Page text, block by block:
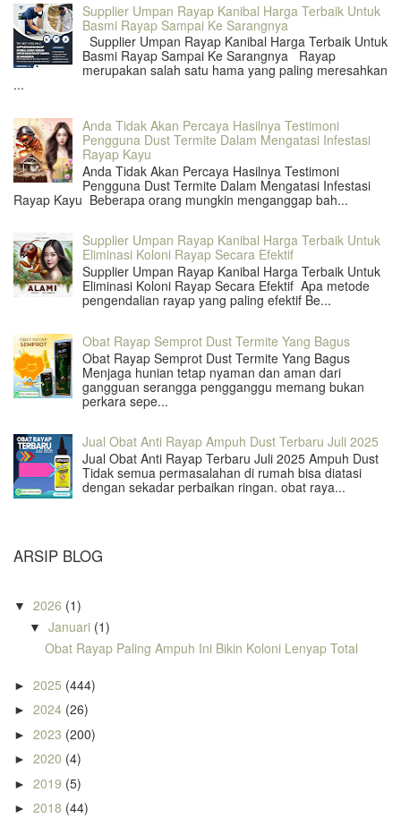
Supplier Umpan Rayap Kanibal Harga Terbaik Untuk
Basmi Rayap Sampai Ke Sarangnya
Supplier Umpan Rayap Kanibal Harga Terbaik Untuk
Basmi Rayap Sampai Ke Sarangnya Rayap
merupakan salah satu hama yang paling meresahkan
...
Anda Tidak Akan Percaya Hasilnya Testimoni
Pengguna Dust Termite Dalam Mengatasi Infestasi
Rayap Kayu
Anda Tidak Akan Percaya Hasilnya Testimoni
Pengguna Dust Termite Dalam Mengatasi Infestasi
Rayap Kayu Beberapa orang mungkin menganggap bah...
Supplier Umpan Rayap Kanibal Harga Terbaik Untuk
Eliminasi Koloni Rayap Secara Efektif
Supplier Umpan Rayap Kanibal Harga Terbaik Untuk
Eliminasi Koloni Rayap Secara Efektif Apa metode
pengendalian rayap yang paling efektif Be...
Obat Rayap Semprot Dust Termite Yang Bagus
Obat Rayap Semprot Dust Termite Yang Bagus
Menjaga hunian tetap nyaman dan aman dari
gangguan serangga pengganggu memang bukan
perkara sepe...
Jual Obat Anti Rayap Ampuh Dust Terbaru Juli 2025
Jual Obat Anti Rayap Terbaru Juli 2025 Ampuh Dust
Tidak semua permasalahan di rumah bisa diatasi
dengan sekadar perbaikan ringan. obat raya...
ARSIP BLOG
▼ 2026 (1)
▼ Januari (1)
Obat Rayap Paling Ampuh Ini Bikin Koloni Lenyap Total
► 2025 (444)
► 2024 (26)
► 2023 (200)
► 2020 (4)
► 2019 (5)
► 2018 (44)